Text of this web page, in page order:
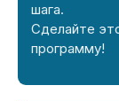
шага.
Сделайте
программу!